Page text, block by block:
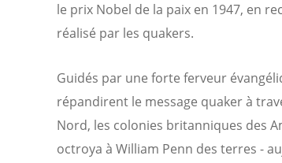
le prix Nobel de la paix en 1947, en
réalisé par les quakers.
Guidés par une forte ferveur
répandirent le message quaker à
Nord, les colonies britanniques des
octroya à William Penn des terres -